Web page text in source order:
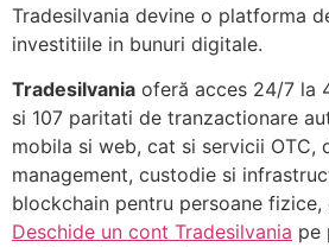
Tradesilvania devine o platforma
investitiile in bunuri digitale.
Tradesilvania oferă acces 24/7 la
si 107 paritati de tranzactionare
mobila si web, cat si servicii OTC,
management, custodie si
blockchain pentru persoane
Deschide un cont Tradesilvania pe